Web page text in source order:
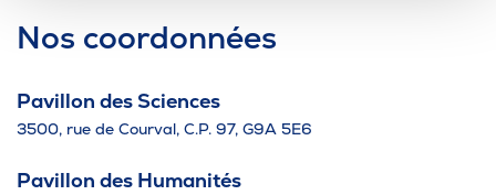
Nos coordonnées
Pavillon des Sciences
3500, rue de Courval, C.P. 97, G9A 5E6
Pavillon des Humanités